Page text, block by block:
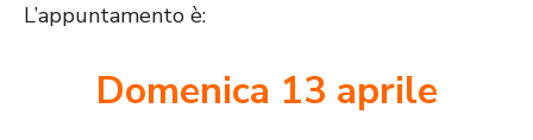
L’appuntamento è:
Domenica 13 aprile